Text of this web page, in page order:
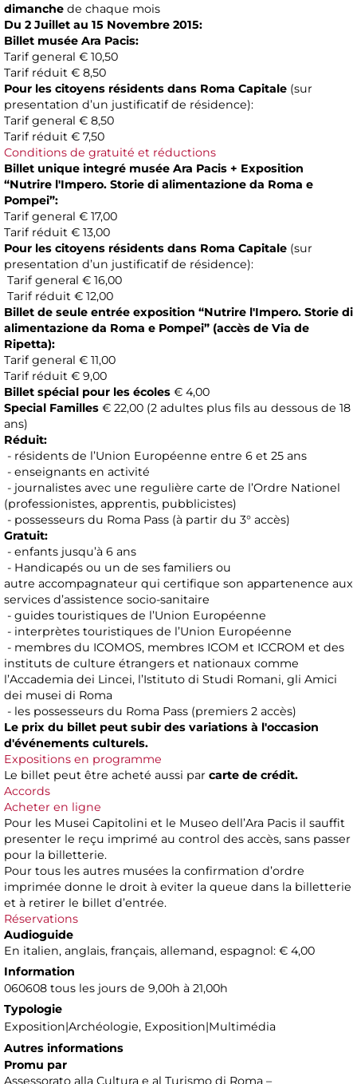
dimanche de chaque mois
Du 2 Juillet au 15 Novembre 2015:
Billet musée Ara Pacis:
Tarif general € 10,50
Tarif réduit € 8,50
Pour les citoyens résidents dans Roma Capitale (sur
presentation d’un justificatif de résidence):
Tarif general € 8,50
Tarif réduit € 7,50
Conditions de gratuité et réductions
Billet unique integré musée Ara Pacis + Exposition
“Nutrire l'Impero. Storie di alimentazione da Roma e
Pompei”:
Tarif general € 17,00
Tarif réduit € 13,00
Pour les citoyens résidents dans Roma Capitale (sur
presentation d’un justificatif de résidence):
Tarif general € 16,00
Tarif réduit € 12,00
Billet de seule entrée exposition “Nutrire l'Impero. Storie di
alimentazione da Roma e Pompei” (accès de Via de
Ripetta):
Tarif general € 11,00
Tarif réduit € 9,00
Billet spécial pour les écoles € 4,00
Special Familles € 22,00 (2 adultes plus fils au dessous de 18
ans)
Réduit:
- résidents de l’Union Européenne entre 6 et 25 ans
- enseignants en activité
- journalistes avec une regulière carte de l’Ordre Nationel
(professionistes, apprentis, pubblicistes)
- possesseurs du Roma Pass (à partir du 3° accès)
Gratuit:
- enfants jusqu’à 6 ans
- Handicapés ou un de ses familiers ou
autre accompagnateur qui certifique son appartenence aux
services d’assistence socio-sanitaire
- guides touristiques de l’Union Européenne
- interprètes touristiques de l’Union Européenne
- membres du ICOMOS, membres ICOM et ICCROM et des
instituts de culture étrangers et nationaux comme
l’Accademia dei Lincei, l’Istituto di Studi Romani, gli Amici
dei musei di Roma
- les possesseurs du Roma Pass (premiers 2 accès)
Le prix du billet peut subir des variations à l'occasion
d'événements culturels.
Expositions en programme
Le billet peut être acheté aussi par carte de crédit.
Accords
Acheter en ligne
Pour les Musei Capitolini et le Museo dell’Ara Pacis il sauffit
presenter le reçu imprimé au control des accès, sans passer
pour la billetterie.
Pour tous les autres musées la confirmation d’ordre
imprimée donne le droit à eviter la queue dans la billetterie
et à retirer le billet d’entrée.
Réservations
Audioguide
En italien, anglais, français, allemand, espagnol: € 4,00
Information
060608 tous les jours de 9,00h à 21,00h
Typologie
Exposition|Archéologie, Exposition|Multimédia
Autres informations
Promu par
Assessorato alla Cultura e al Turismo di Roma –